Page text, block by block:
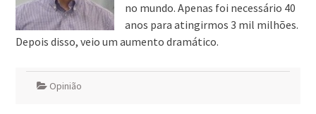
no mundo. Apenas foi necessário 40
anos para atingirmos 3 mil milhões.
Depois disso, veio um aumento dramático.
Opinião